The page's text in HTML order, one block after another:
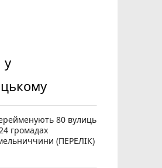
у
80 вулиць
громадах
(ПЕРЕЛІК)